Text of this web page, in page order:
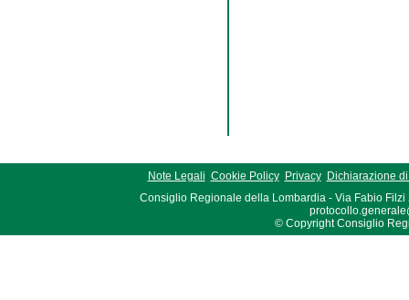
Note Legali Cookie Policy Privacy
Dichiarazione
Consiglio Regionale della Lombardia - Via Fabio Filzi
© Copyright Consiglio